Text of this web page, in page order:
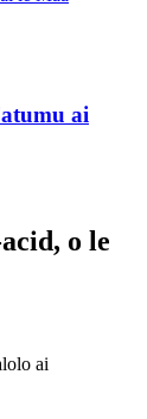
ai
o le
ai